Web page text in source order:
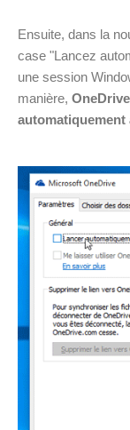
Ensuite, dans la
case "Lancez
une session
manière,
automatiquement